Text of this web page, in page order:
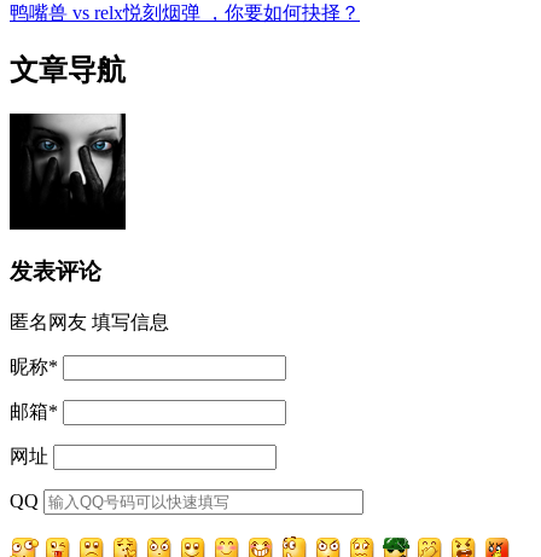
鸭嘴兽 vs relx悦刻烟弹 ，你要如何抉择？
文章导航
发表评论
匿名网友 填写信息
昵称*
邮箱*
网址
QQ